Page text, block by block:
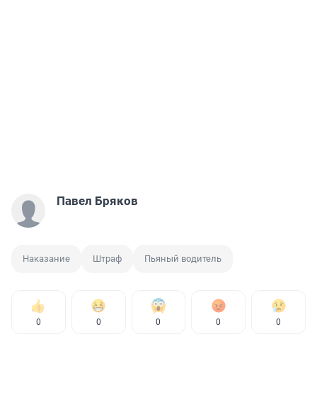
Павел Бряков
Наказание Штраф Пьяный водитель
0 0 0 0 0